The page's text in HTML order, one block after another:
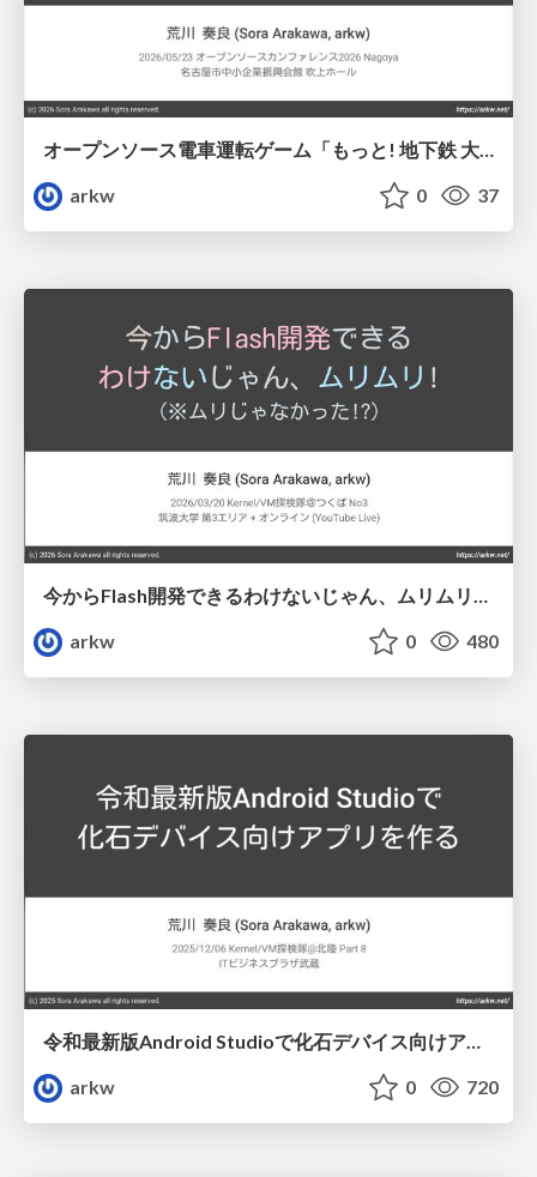
arkw
0 37
今からFlash開発できるわけないじゃん、ムリムリ! (※ムリじゃなかった!?)
arkw
0 480
令和最新版Android Studioで化石デバイス向けアプリを作る
arkw
0 720